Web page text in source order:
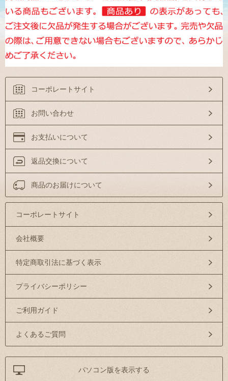
コーポレートサイト
お問い合わせ
お支払いについて
返品交換について
商品のお届けについて
コーポレートサイト
会社概要
特定商取引法に基づく表示
プライバシーポリシー
ご利用ガイド
よくあるご質問
パソコン版を表示する